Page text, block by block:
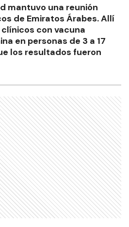
mantuvo una reunión
de Emiratos Árabes. Allí
con vacuna
en personas de 3 a 17
los resultados fueron